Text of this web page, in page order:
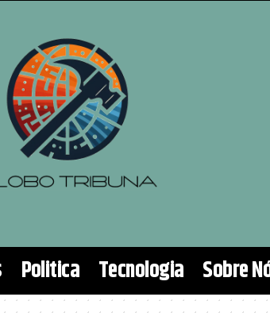
Politica Tecnologia Sobre